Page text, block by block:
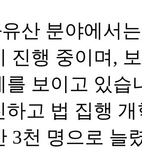
산 분야에서
진행 중이며,
를 보이고 있습
하고 법 집행
3천 명으로 늘